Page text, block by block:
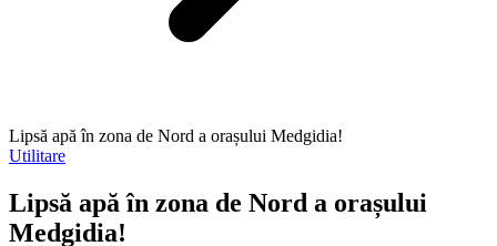
Lipsă apă în zona de Nord a orașului Medgidia!
Utilitare
Lipsă apă în zona de Nord a orașului
Medgidia!